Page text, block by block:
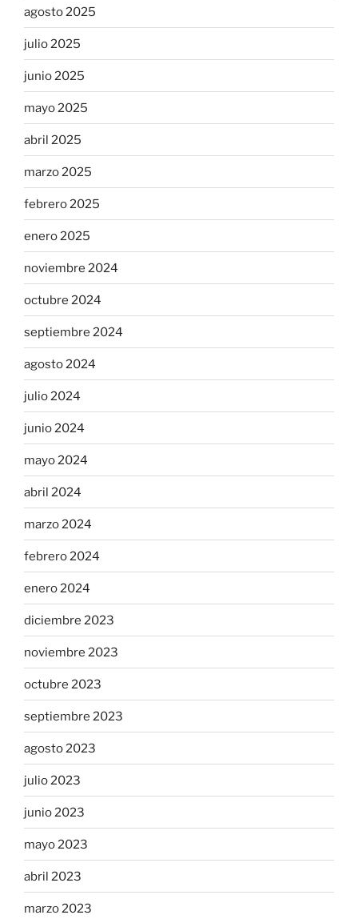
agosto 2025
julio 2025
junio 2025
mayo 2025
abril 2025
marzo 2025
febrero 2025
enero 2025
noviembre 2024
octubre 2024
septiembre 2024
agosto 2024
julio 2024
junio 2024
mayo 2024
abril 2024
marzo 2024
febrero 2024
enero 2024
diciembre 2023
noviembre 2023
octubre 2023
septiembre 2023
agosto 2023
julio 2023
junio 2023
mayo 2023
abril 2023
marzo 2023